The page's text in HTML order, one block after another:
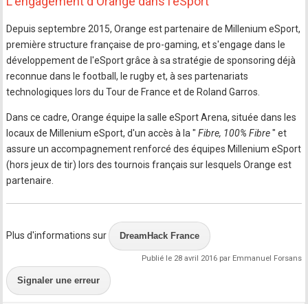
Depuis septembre 2015, Orange est partenaire de Millenium eSport,
première structure française de pro-gaming, et s'engage dans le
développement de l'eSport grâce à sa stratégie de sponsoring déjà
reconnue dans le football, le rugby et, à ses partenariats
technologiques lors du Tour de France et de Roland Garros.
Dans ce cadre, Orange équipe la salle eSport Arena, située dans les
locaux de Millenium eSport, d'un accès à la " Fibre, 100% Fibre" et
assure un accompagnement renforcé des équipes Millenium eSport
(hors jeux de tir) lors des tournois français sur lesquels Orange est
partenaire.
Plus d'informations sur DreamHack France
Publié le 28 avril 2016 par Emmanuel Forsans
Signaler une erreur